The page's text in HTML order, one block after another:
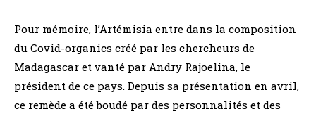
Pour mémoire, l’Artémisia entre dans la composition
du Covid-organics créé par les chercheurs de
Madagascar et vanté par Andry Rajoelina, le
président de ce pays. Depuis sa présentation en avril,
ce remède a été boudé par des personnalités et des